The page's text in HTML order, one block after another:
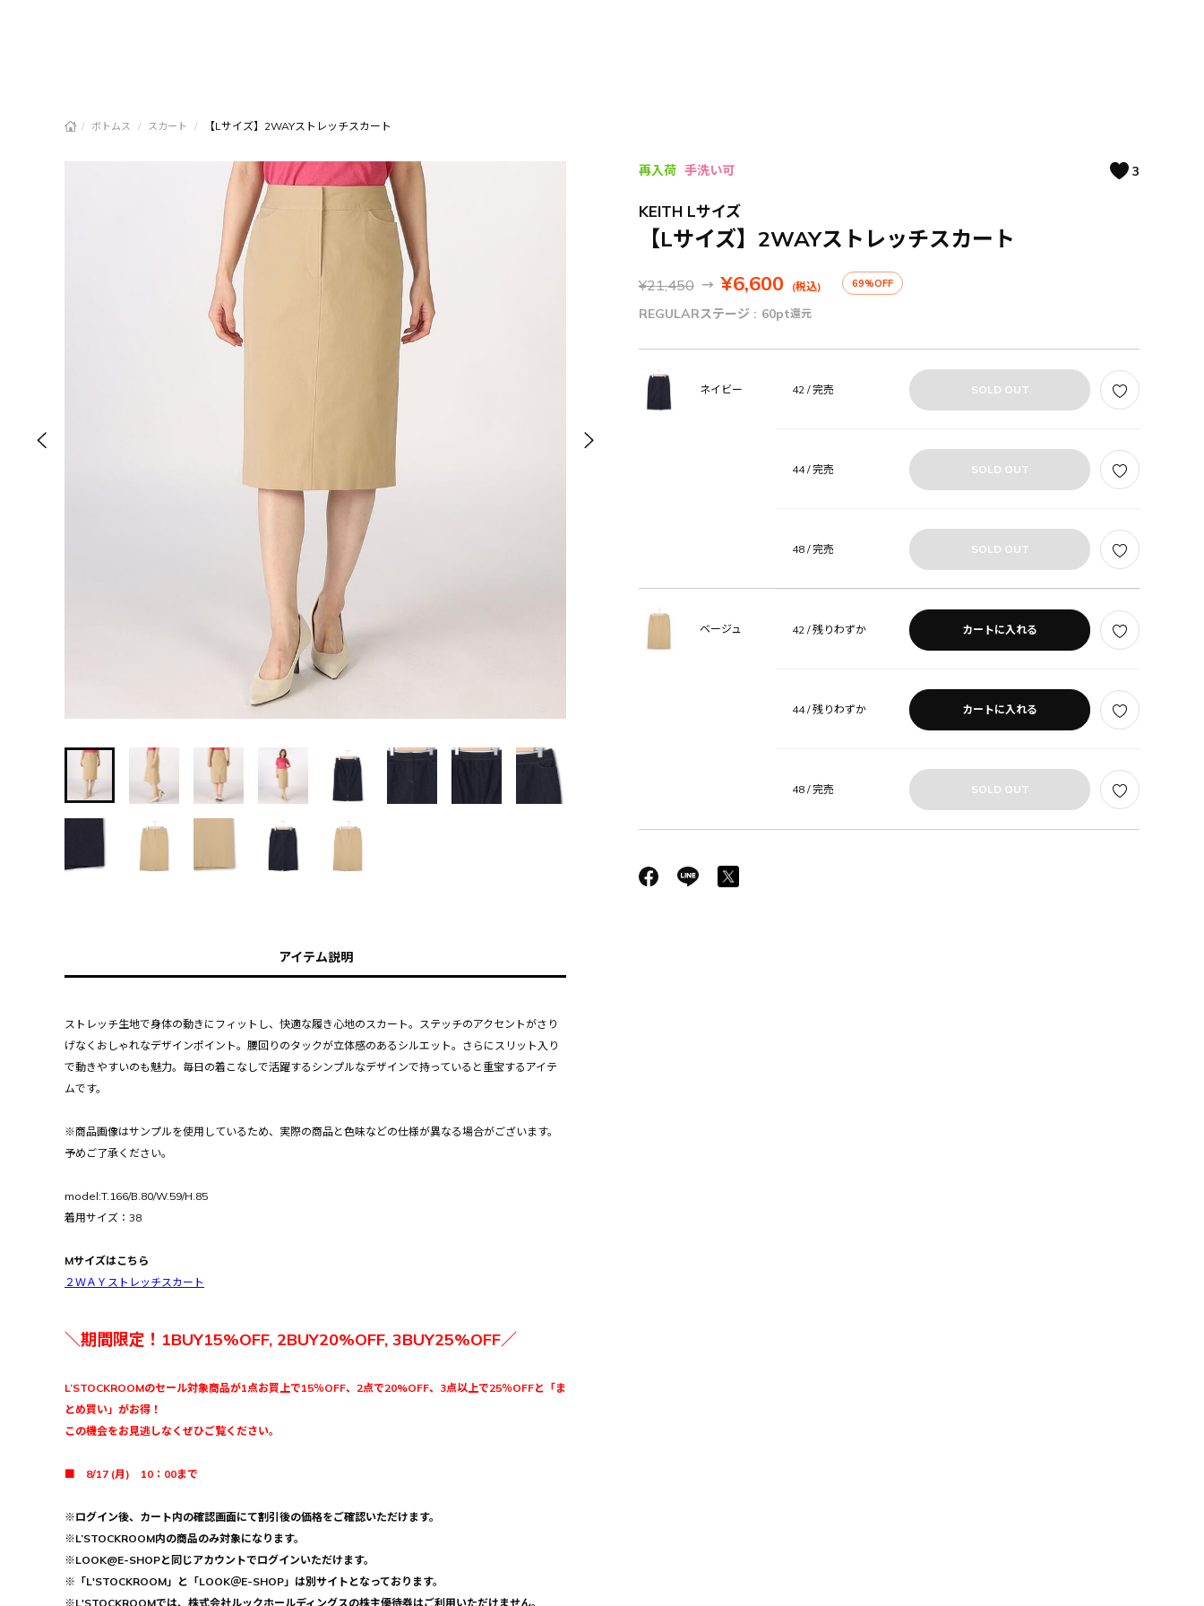
/ ボトムス / スカート / 【Lサイズ】2WAYストレッチスカート
アイテム説明
ストレッチ生地で身体の動きにフィットし、快適な履き心地のスカート。ステッチのアクセントがさり
げなくおしゃれなデザインポイント。腰回りのタックが立体感のあるシルエット。さらにスリット入り
で動きやすいのも魅力。毎日の着こなしで活躍するシンプルなデザインで持っていると重宝するアイテ
ムです。
※商品画像はサンプルを使用しているため、実際の商品と色味などの仕様が異なる場合がございます。
予めご了承ください。
model:T.166/B.80/W.59/H.85
着用サイズ：38
Mサイズはこちら
２ＷＡＹストレッチスカート
＼期間限定！1BUY15%OFF, 2BUY20%OFF, 3BUY25%OFF／
L’STOCKROOMのセール対象商品が1点お買上で15％OFF、2点で20%OFF、3点以上で25％OFFと「ま
とめ買い」がお得！
この機会をお見逃しなくぜひご覧ください。
■ 8/17 (月) 10：00まで
※ログイン後、カート内の確認画面にて割引後の価格をご確認いただけます。
※L’STOCKROOM内の商品のみ対象になります。
※LOOK@E-SHOPと同じアカウントでログインいただけます。
※「L'STOCKROOM」と「LOOK＠E-SHOP」は別サイトとなっております。
※L'STOCKROOMでは、株式会社ルックホールディングスの株主優待券はご利用いただけません。
再入荷 手洗い可 3
KEITH Lサイズ
【Lサイズ】2WAYストレッチスカート
¥21,450 → ¥6,600 (税込) 69%OFF
REGULARステージ : 60pt還元
ネイビー 42 /完売 SOLD OUT
44 /完売 SOLD OUT
48 /完売 SOLD OUT
ベージュ 42 /残りわずか カートに入れる
44 /残りわずか カートに入れる
48 /完売 SOLD OUT